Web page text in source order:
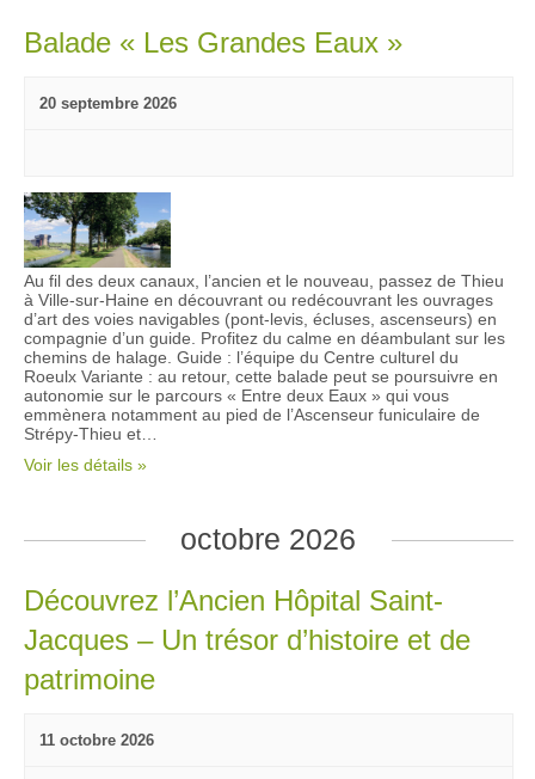
Balade « Les Grandes Eaux »
20 septembre 2026
Au fil des deux canaux, l’ancien et le nouveau, passez de Thieu
à Ville-sur-Haine en découvrant ou redécouvrant les ouvrages
d’art des voies navigables (pont-levis, écluses, ascenseurs) en
compagnie d’un guide. Profitez du calme en déambulant sur les
chemins de halage. Guide : l’équipe du Centre culturel du
Roeulx Variante : au retour, cette balade peut se poursuivre en
autonomie sur le parcours « Entre deux Eaux » qui vous
emmènera notamment au pied de l’Ascenseur funiculaire de
Strépy-Thieu et…
Voir les détails »
octobre 2026
Découvrez l’Ancien Hôpital Saint-
Jacques – Un trésor d’histoire et de
patrimoine
11 octobre 2026